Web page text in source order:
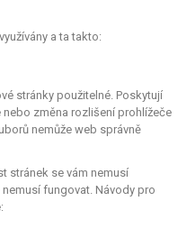
a ta takto:
stránky použitelné. Poskytují
změna rozlišení prohlížeče
nemůže web správně
stránek se vám nemusí
fungovat. Návody pro